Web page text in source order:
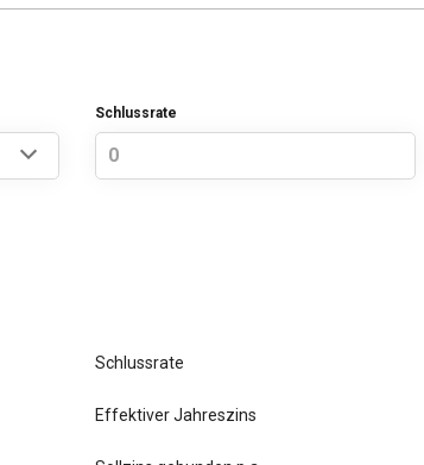
Schlussrate
Schlussrate
Effektiver Jahreszins